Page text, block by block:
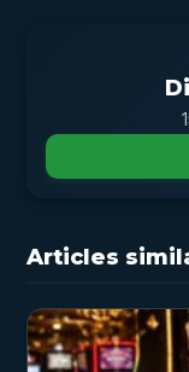
Articles